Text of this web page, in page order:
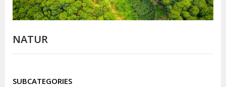
NATUR
SUBCATEGORIES